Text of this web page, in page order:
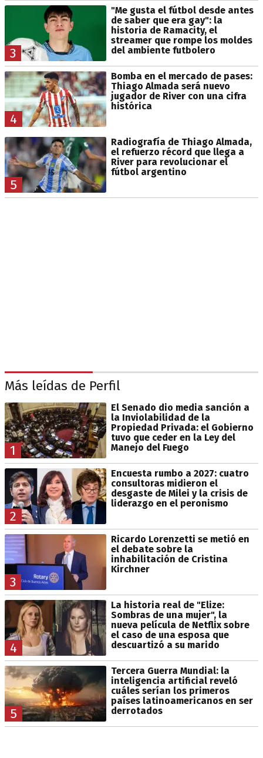
3
"Me gusta el fútbol desde antes
de saber que era gay": la
historia de Ramacity, el
streamer que rompe los moldes
del ambiente futbolero
4
Bomba en el mercado de pases:
Thiago Almada será nuevo
jugador de River con una cifra
histórica
5
Radiografía de Thiago Almada,
el refuerzo récord que llega a
River para revolucionar el
fútbol argentino
Más leídas de Perfil
1
El Senado dio media sanción a
la Inviolabilidad de la
Propiedad Privada: el Gobierno
tuvo que ceder en la Ley del
Manejo del Fuego
2
Encuesta rumbo a 2027: cuatro
consultoras midieron el
desgaste de Milei y la crisis de
liderazgo en el peronismo
3
Ricardo Lorenzetti se metió en
el debate sobre la
inhabilitación de Cristina
Kirchner
4
La historia real de "Elize:
Sombras de una mujer", la
nueva película de Netflix sobre
el caso de una esposa que
descuartizó a su marido
5
Tercera Guerra Mundial: la
inteligencia artificial reveló
cuáles serían los primeros
países latinoamericanos en ser
derrotados